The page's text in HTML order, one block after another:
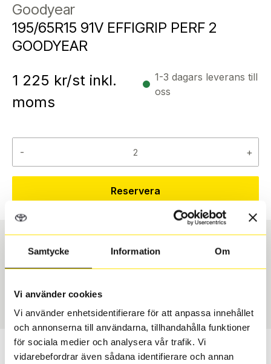
Samtycke Information Om
Vi använder cookies
Vi använder enhetsidentifierare för att anpassa innehållet
och annonserna till användarna, tillhandahålla funktioner
för sociala medier och analysera vår trafik. Vi
vidarebefordrar även sådana identifierare och annan
Goodyear
195/65R15 91V EFFIGRIP PERF 2
GOODYEAR
1 225 kr/st inkl.
moms
1-3 dagars leverans till
oss
- +
Reservera
Däcktyp
Sommar
Däckstorlek
195/65 R 15 91V
2460
Passar detta däck min bil?